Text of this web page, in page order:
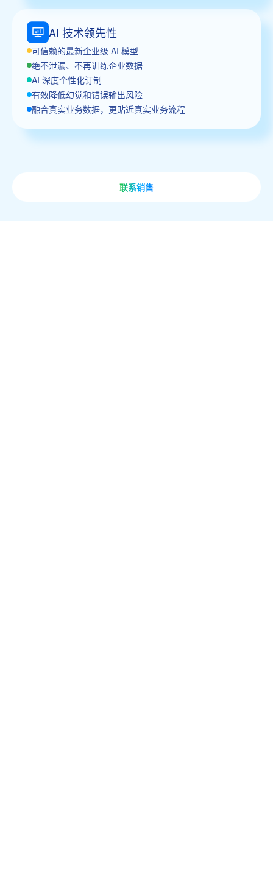
AI 技术领先性
可信赖的最新企业级 AI 模型
绝不泄漏、不再训练企业数据
AI 深度个性化订制
有效降低幻觉和错误输出风险
融合真实业务数据，更贴近真实业务流程
联系销售